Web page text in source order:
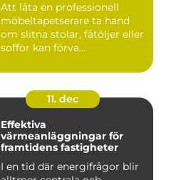
Att låta en professionell
möbeltapetserare ta hand
om slitna stolar, fåtöljer eller
soffor kan förva...
11. dec
Effektiva
värmeanläggningar för
framtidens fastigheter
I en tid där energifrågor blir